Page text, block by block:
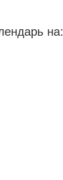
на: